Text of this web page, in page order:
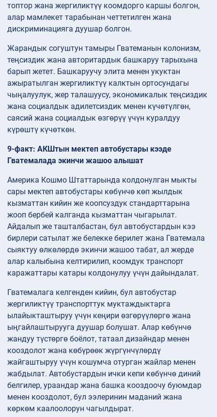
топтор жана жергиликтүү коомдорго каршы болгон,
алар мамлекет тарабынан четтетилген жана
дискриминацияга дуушар болгон.
Жарандык согуштун тамыры Гватеманын колонизм,
теңсиздик жана авторитардык башкаруу тарыхына
барып жетет. Башкаруучу элита менен укуктан
ажыратылган жергиликтүү калктын ортосундагы
чыңалуулук, жер талашуусу, экономикалык теңсиздик
жана социалдык адилетсиздик менен күчөтүлгөн,
саясий жана социалдык өзгөрүү үчүн куралдуу
күрөштү күчөткөн.
9-факт: АКШтын мектеп автобустары кээде
Гватемалада экинчи жашоо алышат
Америка Кошмо Штаттарында колдонулган мыкты
сары мектеп автобустары көбүнчө көп жылдык
кызматтан кийин же коопсуздук стандарттарына
жооп бербей калганда кызматтан чыгарылат.
Айдалып же ташталбастан, бул автобустардын кээ
бирлери сатылат же белекке берилет жана Гватемала
сыяктуу өлкөлөрдө экинчи жашоо табат, ал жерде
алар калыбына келтирилип, коомдук транспорт
каражаттары катары колдонулуу үчүн дайындалат.
Гватемалага келгенден кийин, бул автобустар
жергиликтүү транспорттук муктаждыктарга
ылайыкташтыруу үчүн кеңири өзгөрүүлөргө жана
ыңгайлаштырууга дуушар болушат. Алар көбүнчө
жандуу түстөргө боёлот, татаал дизайндар менен
кооздолот жана көбүрөөк жүргүнчүлөрдү
жайгаштыруу үчүн кошумча отурган жайлар менен
жабдылат. Автобустардын ички кепи көбүнчө диний
белгилер, ураандар жана башка кооздоочу буюмдар
менен кооздолот, бул ээлеринин маданий жана
көркөм каалоолорун чагылдырат.